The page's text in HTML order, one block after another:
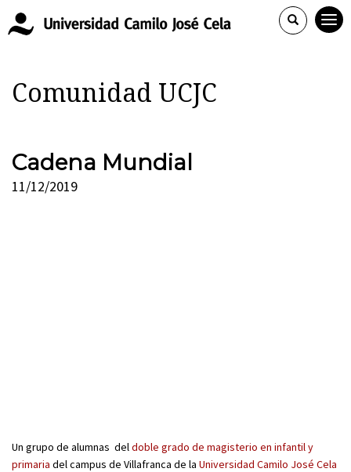
Comunidad UCJC
Cadena Mundial
11/12/2019
Un grupo de alumnas deldoble grado de magisterio en infantil y
primaria del campus de Villafranca de la Universidad Camilo José Cela